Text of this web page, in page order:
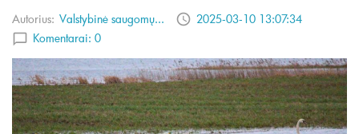
Autorius: Valstybinė saugomų...
2025-03-10 13:07:34
Komentarai: 0